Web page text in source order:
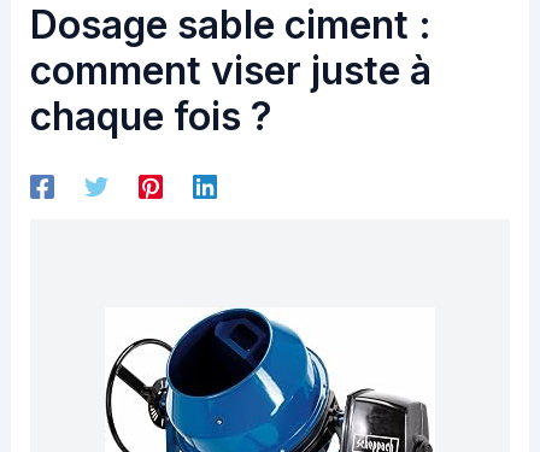
Dosage sable ciment :
comment viser juste à
chaque fois ?